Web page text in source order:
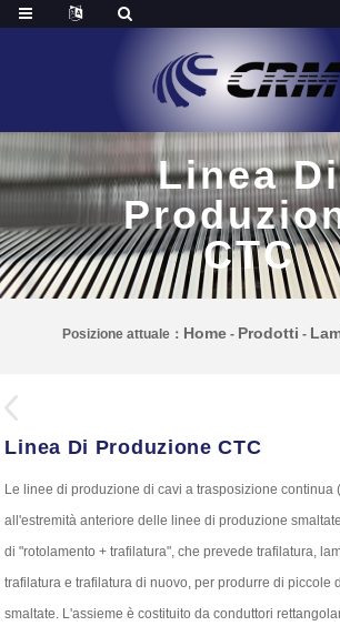
Linea Di
CTC
Posizione attuale： Home - Prodotti -
Linea Di Produzione CTC
Le linee di produzione di cavi a trasposizione continua
all'estremità anteriore delle linee di produzione
di "rotolamento + trafilatura", che prevede trafilatura,
trafilatura e trafilatura di nuovo, per produrre di piccole
smaltate. L'assieme è costituito da conduttori